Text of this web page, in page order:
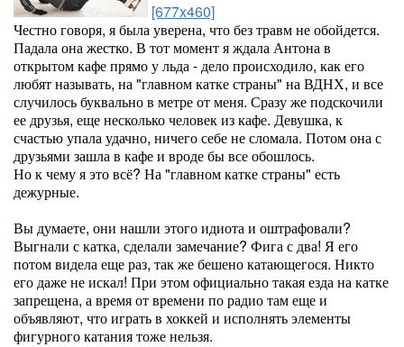
[677x460]
Честно говоря, я была уверена, что без травм не обойдется.
Падала она жестко. В тот момент я ждала Антона в
открытом кафе прямо у льда - дело происходило, как его
любят называть, на "главном катке страны" на ВДНХ, и все
случилось буквально в метре от меня. Сразу же подскочили
ее друзья, еще несколько человек из кафе. Девушка, к
счастью упала удачно, ничего себе не сломала. Потом она с
друзьями зашла в кафе и вроде бы все обошлось.
Но к чему я это всё? На "главном катке страны" есть
дежурные.
Вы думаете, они нашли этого идиота и оштрафовали?
Выгнали с катка, сделали замечание? Фига с два! Я его
потом видела еще раз, так же бешено катающегося. Никто
его даже не искал! При этом официально такая езда на катке
запрещена, а время от времени по радио там еще и
объявляют, что играть в хоккей и исполнять элементы
фигурного катания тоже нельзя.